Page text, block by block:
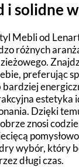
i solidne
Mebli od
różnych
preferując
estetyka
Dzięki
znosi
wybór, który
długi czas.